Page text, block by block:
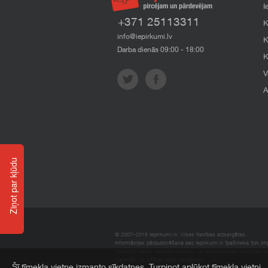
+371 25113311
info@iepirkumi.lv
Darba dienās 09:00 - 18:00
© 2007–2018 Iepirkumi.lv. Visas tiesības aizsargātas.
Informācijas pārpublicēšana bez iepirkumi.lv īpašnieka SIA
Ziņot par kļūdu